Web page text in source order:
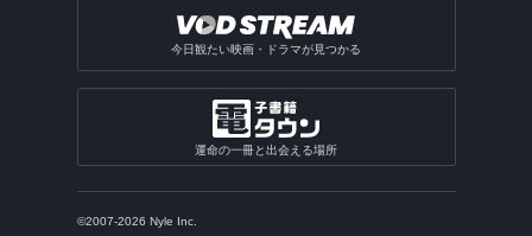
今日観たい映画・ドラマが見つかる
運命の一冊と出会える場所
©2007-2026 Nyle Inc.